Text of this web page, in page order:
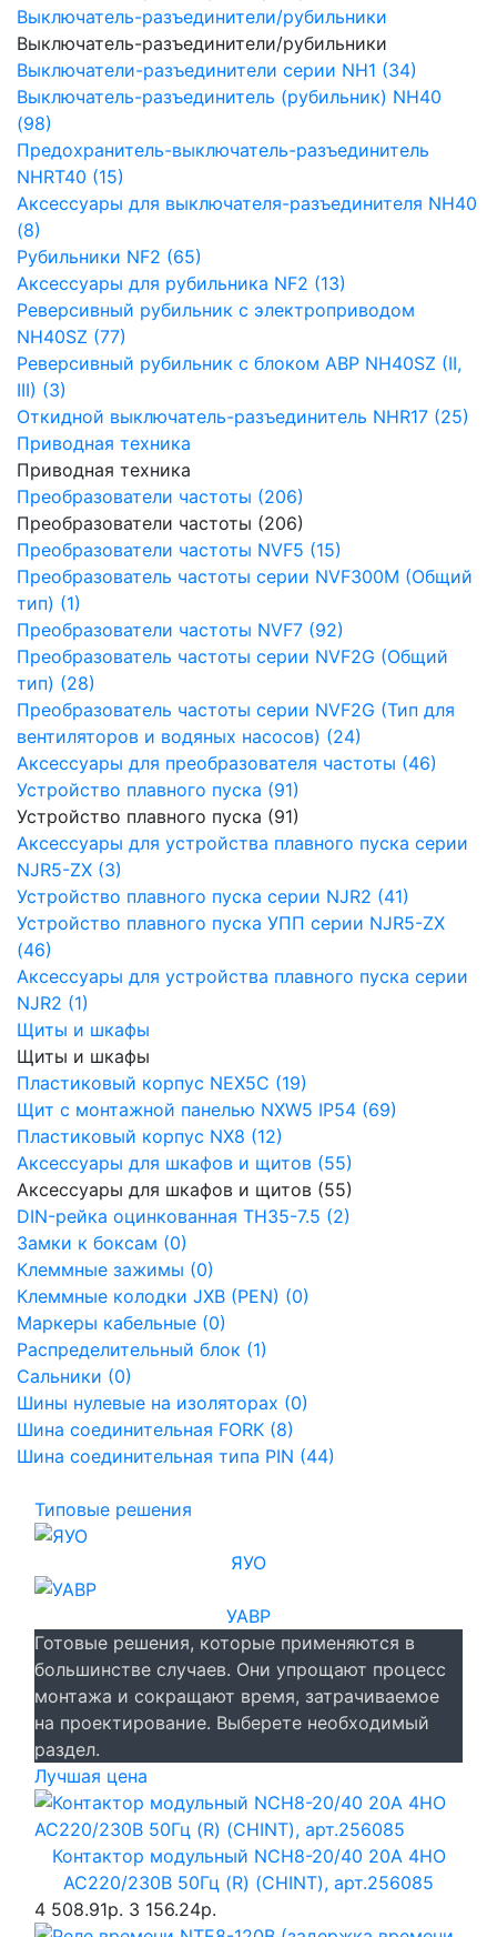
Выключатель-разъединители/рубильники
Выключатель-разъединители/рубильники
Выключатели-разъединители серии NH1 (34)
Выключатель-разъединитель (рубильник) NH40
(98)
Предохранитель-выключатель-разъединитель
NHRT40 (15)
Аксессуары для выключателя-разъединителя NH40
(8)
Рубильники NF2 (65)
Аксессуары для рубильника NF2 (13)
Реверсивный рубильник с электроприводом
NH40SZ (77)
Реверсивный рубильник с блоком АВР NH40SZ (II,
III) (3)
Откидной выключатель-разъединитель NHR17 (25)
Приводная техника
Приводная техника
Преобразователи частоты (206)
Преобразователи частоты (206)
Преобразователи частоты NVF5 (15)
Преобразователь частоты серии NVF300M (Общий
тип) (1)
Преобразователи частоты NVF7 (92)
Преобразователь частоты серии NVF2G (Общий
тип) (28)
Преобразователь частоты серии NVF2G (Тип для
вентиляторов и водяных насосов) (24)
Аксессуары для преобразователя частоты (46)
Устройство плавного пуска (91)
Устройство плавного пуска (91)
Аксессуары для устройства плавного пуска серии
NJR5-ZX (3)
Устройство плавного пуска серии NJR2 (41)
Устройство плавного пуска УПП серии NJR5-ZX
(46)
Аксессуары для устройства плавного пуска серии
NJR2 (1)
Щиты и шкафы
Щиты и шкафы
Пластиковый корпус NEX5C (19)
Щит с монтажной панелью NXW5 IP54 (69)
Пластиковый корпус NX8 (12)
Аксессуары для шкафов и щитов (55)
Аксессуары для шкафов и щитов (55)
DIN-рейка оцинкованная TH35-7.5 (2)
Замки к боксам (0)
Клеммные зажимы (0)
Клеммные колодки JXB (PEN) (0)
Маркеры кабельные (0)
Распределительный блок (1)
Сальники (0)
Шины нулевые на изоляторах (0)
Шина соединительная FORK (8)
Шина соединительная типа PIN (44)
Типовые решения
ЯУО
УАВР
Готовые решения, которые применяются в
большинстве случаев. Они упрощают процесс
монтажа и сокращают время, затрачиваемое
на проектирование. Выберете необходимый
раздел.
Лучшая цена
Контактор модульный NCH8-20/40 20A 4НО
AC220/230В 50Гц (R) (CHINT), арт.256085
4 508.91р. 3 156.24р.